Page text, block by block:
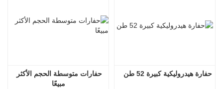
مبيعًا
حفارة هيدروليكية كبيرة 52 طن